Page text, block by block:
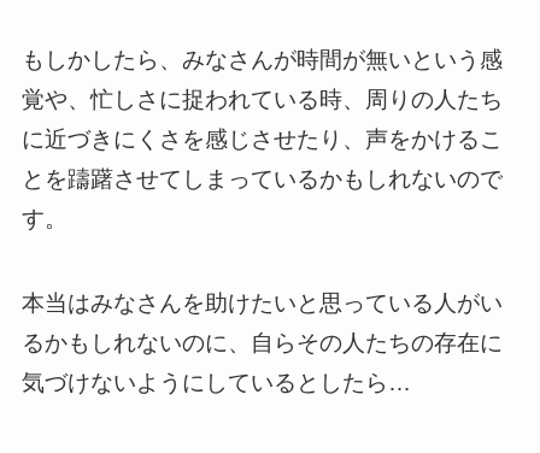
もしかしたら、みなさんが時間が無いという感
覚や、忙しさに捉われている時、周りの人たち
に近づきにくさを感じさせたり、声をかけるこ
とを躊躇させてしまっているかもしれないので
す。
本当はみなさんを助けたいと思っている人がい
るかもしれないのに、自らその人たちの存在に
気づけないようにしているとしたら…